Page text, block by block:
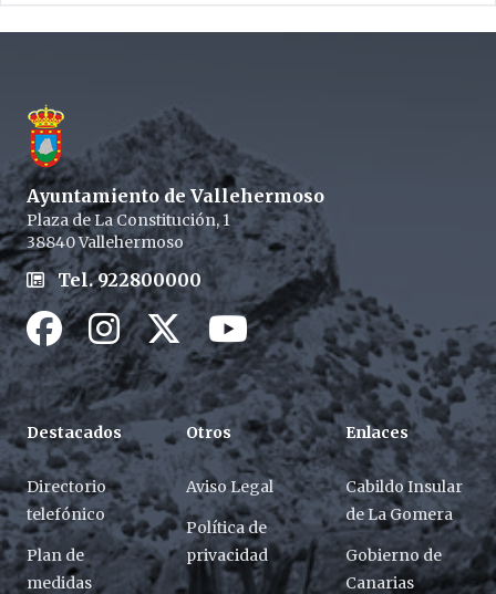
Ayuntamiento de Vallehermoso
Plaza de La Constitución, 1
38840 Vallehermoso
Tel. 922800000
FacebookInstagramTwitter / XYoutube / X
Destacados
Directorio
telefónico
Plan de
medidas
Otros
Aviso Legal
Política de
privacidad
Enlaces
Cabildo Insular
de La Gomera
Gobierno de
Canarias